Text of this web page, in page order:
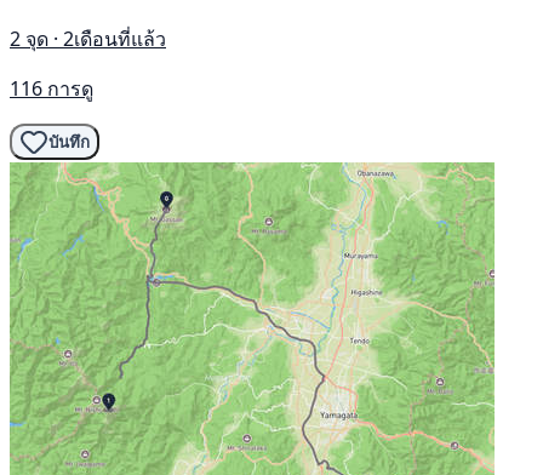
2 จุด · 2เดือนที่แล้ว
116 การดู
บันทึก